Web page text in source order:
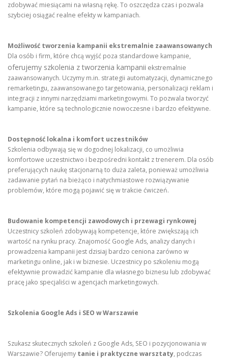
zdobywać miesiącami na własną rękę. To oszczędza czas i pozwala
szybciej osiągać realne efekty w kampaniach.
Możliwość tworzenia kampanii ekstremalnie zaawansowanych
Dla osób i firm, które chcą wyjść poza standardowe kampanie,
oferujemy szkolenia z tworzenia kampanii ekstremalnie
zaawansowanych. Uczymy m.in. strategii automatyzacji, dynamicznego
remarketingu, zaawansowanego targetowania, personalizacji reklam i
integracji z innymi narzędziami marketingowymi. To pozwala tworzyć
kampanie, które są technologicznie nowoczesne i bardzo efektywne.
Dostępność lokalna i komfort uczestników
Szkolenia odbywają się w dogodnej lokalizacji, co umożliwia
komfortowe uczestnictwo i bezpośredni kontakt z trenerem. Dla osób
preferujących naukę stacjonarną to duża zaleta, ponieważ umożliwia
zadawanie pytań na bieżąco i natychmiastowe rozwiązywanie
problemów, które mogą pojawić się w trakcie ćwiczeń.
Budowanie kompetencji zawodowych i przewagi rynkowej
Uczestnicy szkoleń zdobywają kompetencje, które zwiększają ich
wartość na rynku pracy. Znajomość Google Ads, analizy danych i
prowadzenia kampanii jest dzisiaj bardzo ceniona zarówno w
marketingu online, jak i w biznesie. Uczestnicy po szkoleniu mogą
efektywnie prowadzić kampanie dla własnego biznesu lub zdobywać
pracę jako specjaliści w agencjach marketingowych.
Szkolenia Google Ads i SEO w Warszawie
Szukasz skutecznych szkoleń z Google Ads, SEO i pozycjonowania w
Warszawie? Oferujemy tanie i praktyczne warsztaty, podczas